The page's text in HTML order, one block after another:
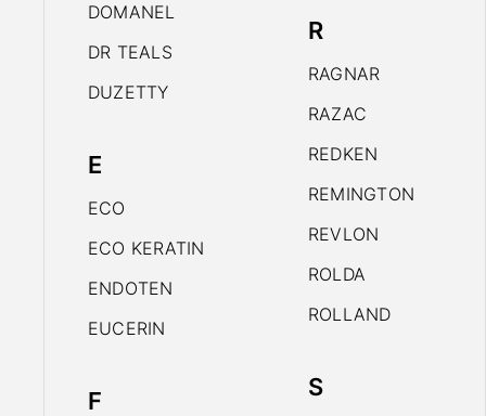
DOMANEL
DR TEALS
DUZETTY
E
ECO
ECO KERATIN
ENDOTEN
EUCERIN
F
R
RAGNAR
RAZAC
REDKEN
REMINGTON
REVLON
ROLDA
ROLLAND
S